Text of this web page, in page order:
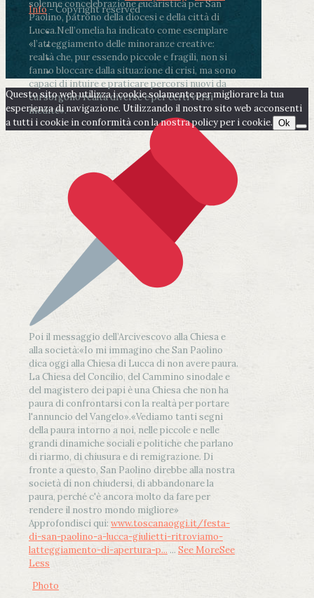
solenne concelebrazione eucaristica per San
Paolino, patrono della diocesi e della città di
Lucca.Nell’omelia ha indicato come esemplare
«l’atteggiamento delle minoranze creative:
realtà che, pur essendo piccole e fragili, non si
fanno bloccare dalla situazione di crisi, ma sono
capaci di intuire e praticare percorsi nuovi da
cui sorgono realtà diverse e per certi versi
inedite».
Poi il messaggio dell’Arcivescovo alla Chiesa e
alla società:«Io mi immagino che San Paolino
dica oggi alla Chiesa di Lucca di non avere paura.
La Chiesa del Concilio, del Cammino sinodale e
del magistero dei papi è una Chiesa che non ha
paura di confrontarsi con la realtà per portare
l'annuncio del Vangelo».«Vediamo tanti segni
della paura intorno a noi, nelle piccole e nelle
grandi dinamiche sociali e politiche che parlano
di riarmo, di chiusura e di remigrazione. Di
fronte a questo, San Paolino direbbe alla nostra
società di non chiudersi, di abbandonare la
paura, perché c'è ancora molto da fare per
rendere il nostro mondo migliore»
Approfondisci qui: www.toscanaoggi.it/festa-
di-san-paolino-a-lucca-giulietti-ritroviamo-
latteggiamento-di-apertura-p... ... See MoreSee
Less
Photo
Info- Copyright reserved
Questo sito web utilizza i cookie solamente per migliorare la tua
esperienza di navigazione. Utilizzando il nostro sito web acconsenti
a tutti i cookie in conformità con la nostra policy per i cookie. Ok